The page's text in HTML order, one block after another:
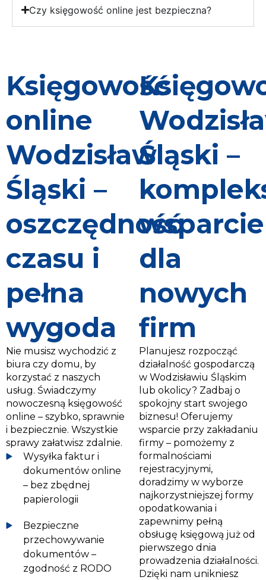
Czy księgowość online jest bezpieczna?
Śląski –
wsparcie
dla
nowych
firm
Planujesz rozpocząć
działalność gospodarczą
w Wodzisławiu Śląskim
lub okolicy? Zadbaj o
spokojny start swojego
biznesu! Oferujemy
wsparcie przy zakładaniu
firmy – pomożemy z
formalnościami
rejestracyjnymi,
doradzimy w wyborze
najkorzystniejszej formy
opodatkowania i
zapewnimy pełną
obsługę księgową już od
pierwszego dnia
prowadzenia działalności.
Dzięki nam unikniesz
Księgowość
online
Wodzisław
Śląski –
oszczędność
czasu i
pełna
wygoda
Nie musisz wychodzić z
biura czy domu, by
korzystać z naszych
usług. Świadczymy
nowoczesną księgowość
online – szybko, sprawnie
i bezpiecznie. Wszystkie
sprawy załatwisz zdalnie.
Wysyłka faktur i
dokumentów online
– bez zbędnej
papierologii
Bezpieczne
przechowywanie
dokumentów –
zgodność z RODO